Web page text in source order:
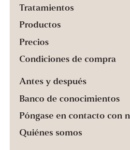
Tratamientos
Productos
Precios
Condiciones de compra
Antes y después
Banco de conocimientos
Póngase en contacto con
Quiénes somos